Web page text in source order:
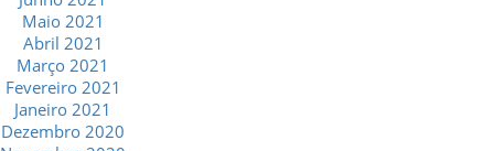
Maio 2021
Abril 2021
Março 2021
Fevereiro 2021
Janeiro 2021
Dezembro 2020